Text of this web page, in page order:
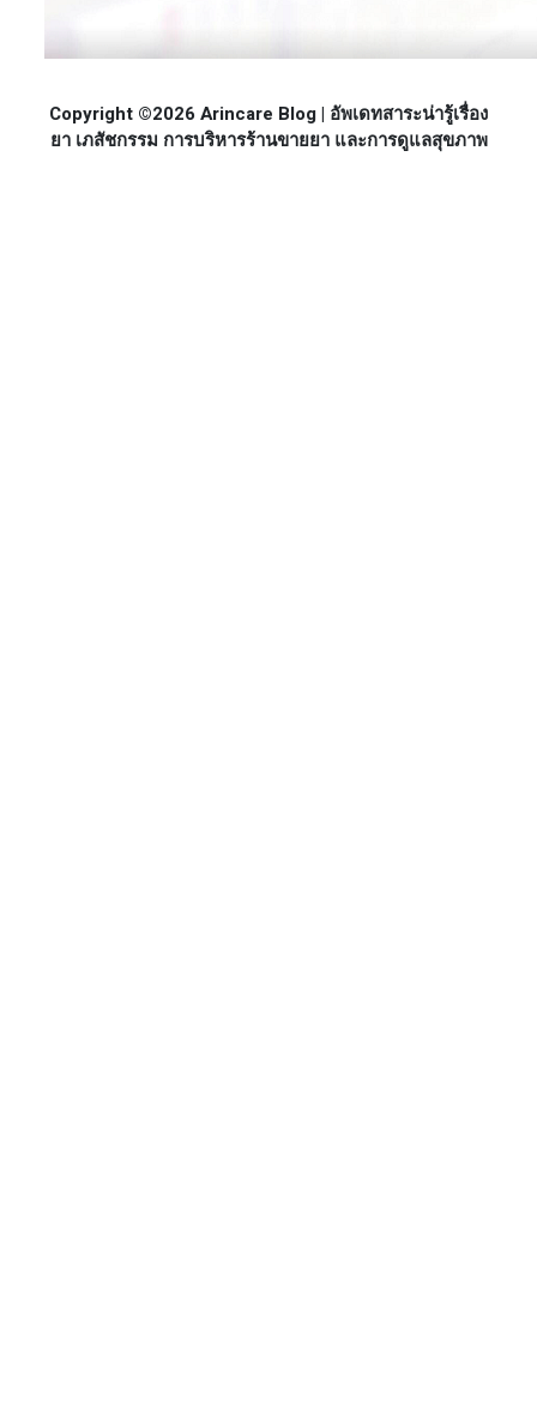
Copyright ©2026 Arincare Blog | อัพเดทสาระน่ารู้เรื่อง
ยา เภสัชกรรม การบริหารร้านขายยา และการดูแลสุขภาพ